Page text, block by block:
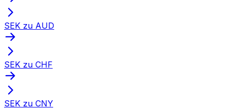
SEK zu AUD
SEK zu CHF
SEK zu CNY